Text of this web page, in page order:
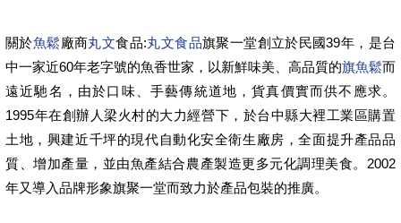
關於魚鬆廠商丸文食品:丸文食品旗聚一堂創立於民國39年，是台
中一家近60年老字號的魚香世家，以新鮮味美、高品質的旗魚鬆而
遠近馳名，由於口味、手藝傳統道地，貨真價實而供不應求。
1995年在創辦人梁火村的大力經營下，於台中縣大裡工業區購置
土地，興建近千坪的現代自動化安全衛生廠房，全面提升產品品
質、增加產量，並由魚產結合農產製造更多元化調理美食。2002
年又導入品牌形象旗聚一堂而致力於產品包裝的推廣。